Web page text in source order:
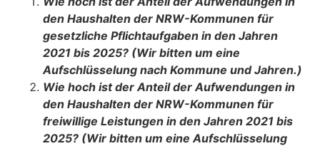
den Haushalten der NRW-Kommunen für
gesetzliche Pflichtaufgaben in den Jahren
2021 bis 2025? (Wir bitten um eine
Aufschlüsselung nach Kommune und Jahren.)
Wie hoch ist der Anteil der Aufwendungen in
den Haushalten der NRW-Kommunen für
freiwillige Leistungen in den Jahren 2021 bis
2025? (Wir bitten um eine Auf­schlüsselung